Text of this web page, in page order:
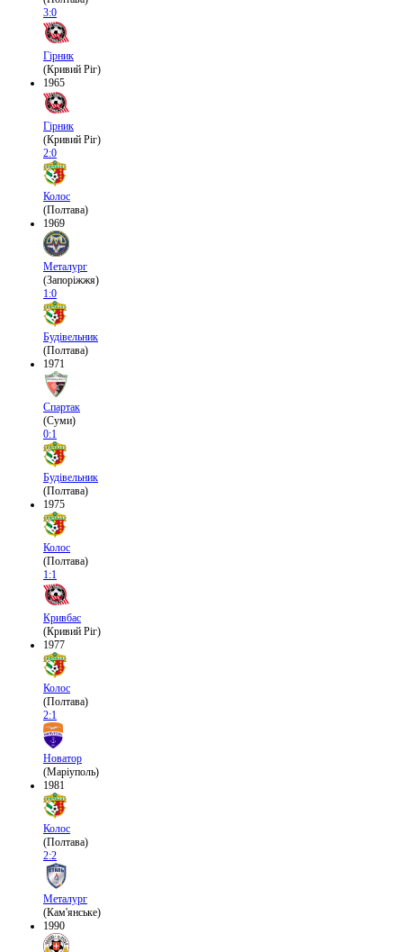
3:0
Гірник
(Кривий Ріг)
1965
Гірник
(Кривий Ріг)
2:0
Колос
(Полтава)
1969
Металург
(Запоріжжя)
1:0
Будівельник
(Полтава)
1971
Спартак
(Суми)
0:1
Будівельник
(Полтава)
1975
Колос
(Полтава)
1:1
Кривбас
(Кривий Ріг)
1977
Колос
(Полтава)
2:1
Новатор
(Маріуполь)
1981
Колос
(Полтава)
2:2
Металург
(Кам'янське)
1990